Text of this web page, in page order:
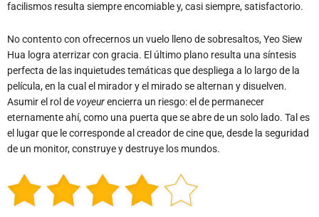
facilismos resulta siempre encomiable y, casi siempre, satisfactorio.
No contento con ofrecernos un vuelo lleno de sobresaltos, Yeo Siew
Hua logra aterrizar con gracia. El último plano resulta una síntesis
perfecta de las inquietudes temáticas que despliega a lo largo de la
película, en la cual el mirador y el mirado se alternan y disuelven.
Asumir el rol devoyeurencierra un riesgo: el de permanecer
eternamente ahí, como una puerta que se abre de un solo lado. Tal es
el lugar que le corresponde al creador de cine que, desde la seguridad
de un monitor, construye y destruye los mundos.